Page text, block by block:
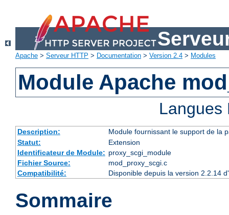
Apache > Serveur HTTP > Documentation > Version 2.4 > Modules
Module Apache
Description:
Module fournissant le support de la
Statut:
Extension
Identificateur de Module: proxy_scgi_module
Fichier Source:
mod_proxy_scgi.c
Compatibilité:
Disponible depuis la version 2.2.14
Sommaire